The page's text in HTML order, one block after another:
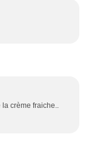
crème fraiche..